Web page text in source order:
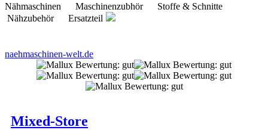
Nähmaschinen Maschinenzubhör Stoffe & Schnitte
Nähzubehör Ersatzteil
naehmaschinen-welt.de
Mixed-Store